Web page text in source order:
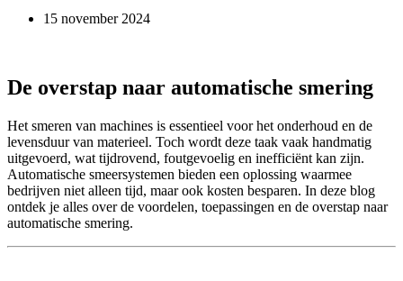
15 november 2024
De overstap naar automatische smering
Het smeren van machines is essentieel voor het onderhoud en de
levensduur van materieel. Toch wordt deze taak vaak handmatig
uitgevoerd, wat tijdrovend, foutgevoelig en inefficiënt kan zijn.
Automatische smeersystemen bieden een oplossing waarmee
bedrijven niet alleen tijd, maar ook kosten besparen. In deze blog
ontdek je alles over de voordelen, toepassingen en de overstap naar
automatische smering.